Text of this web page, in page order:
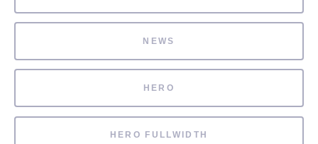
NEWS
HERO
HERO FULLWIDTH